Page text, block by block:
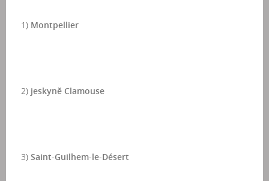
1) Montpellier
2) jeskyně Clamouse
3) Saint-Guilhem-le-Désert